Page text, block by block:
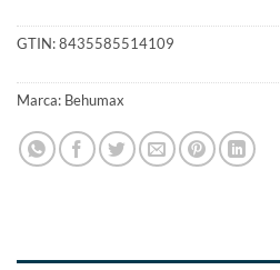
GTIN:8435585514109
Marca: Behumax